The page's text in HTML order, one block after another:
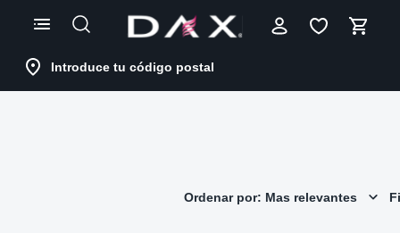
Introduce tu código postal
Ordenar por: Mas relevantes